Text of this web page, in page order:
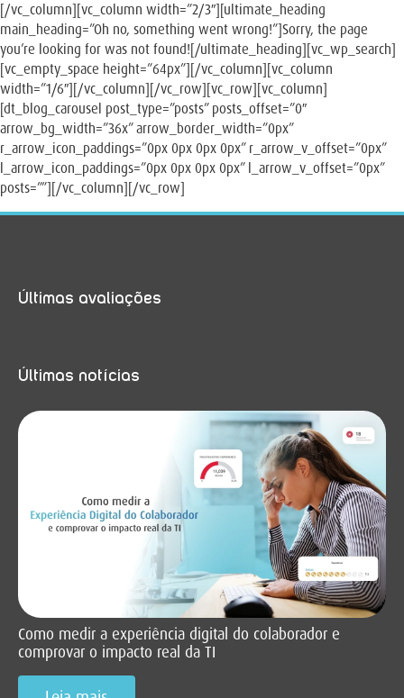
[/vc_column][vc_column width=”2/3″][ultimate_heading
main_heading=”Oh no, something went wrong!”]Sorry, the page
you’re looking for was not found![/ultimate_heading][vc_wp_search]
[vc_empty_space height=”64px”][/vc_column][vc_column
width=”1/6″][/vc_column][/vc_row][vc_row][vc_column]
[dt_blog_carousel post_type=”posts” posts_offset=”0″
arrow_bg_width=”36x” arrow_border_width=”0px”
r_arrow_icon_paddings=”0px 0px 0px 0px” r_arrow_v_offset=”0px”
l_arrow_icon_paddings=”0px 0px 0px 0px” l_arrow_v_offset=”0px”
posts=””][/vc_column][/vc_row]
Últimas notícias
Como medir a experiência digital do colaborador e
comprovar o impacto real da TI
Últimas avaliações